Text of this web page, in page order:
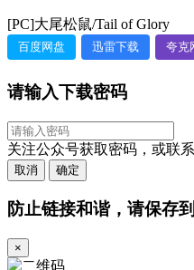
[PC]大尾松鼠/Tail of Glory
百度网盘 迅雷下载 夸克
请输入下载密码
关注公众号获取密码，或联
取消 确定
防止链接和谐，请保存
×